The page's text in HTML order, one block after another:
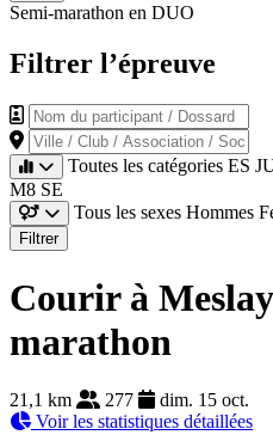
Semi-marathon en DUO
Filtrer l’épreuve
Nom du participant / Dossard
Ville / Club / Association / Société
Toutes les catégories ES
M8 SE
Tous les sexes Hommes
Filtrer
Courir à
marathon
21,1 km 277
dim. 15 oct.
Voir les statistiques détaillées